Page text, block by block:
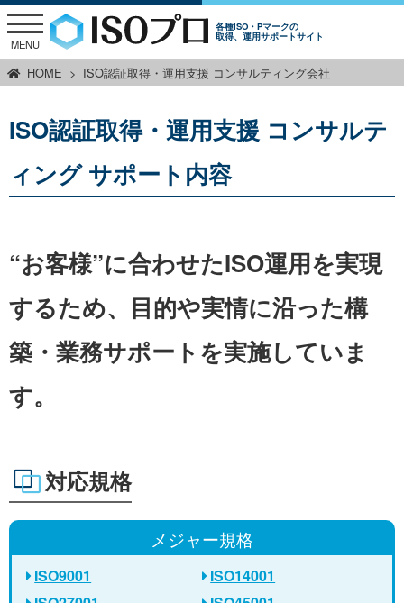
各種ISO・Pマークの
取得、運用サポートサイト
MENU
HOME ISO認証取得・運用支援 コンサルティング会社
ISO認証取得・運用支援 コンサルテ
ィング サポート内容
“お客様”に合わせたISO運用を実現
するため、 目的や実情に沿った構
築・業務サポートを実施していま
す。
対応規格
メジャー規格
ISO9001
ISO14001